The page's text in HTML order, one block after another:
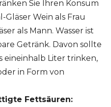
Sie Ihren Konsum
Gläser Wein als Frau
als Mann. Wasser ist
Getränk. Davon sollte
eineinhalb Liter trinken,
in Form von
Fettsäuren: